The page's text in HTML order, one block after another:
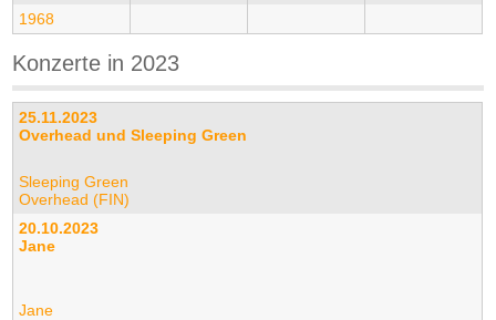
1968
Konzerte in 2023
25.11.2023
Overhead und Sleeping Green
Sleeping Green
Overhead (FIN)
20.10.2023
Jane
Jane